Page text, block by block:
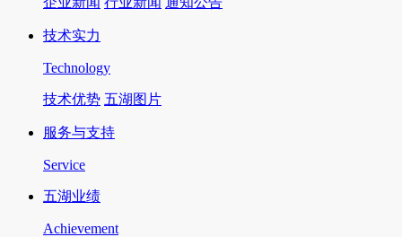
技术实力
Technology
技术优势 五湖图片
服务与支持
Service
五湖业绩
Achievement